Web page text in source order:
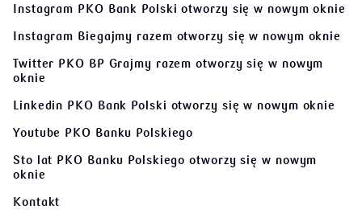
Instagram PKO Bank Polski otworzy się w nowym oknie
Instagram Biegajmy razem otworzy się w nowym oknie
Twitter PKO BP Grajmy razem otworzy się w nowym
oknie
Linkedin PKO Bank Polski otworzy się w nowym oknie
Youtube PKO Banku Polskiego
Sto lat PKO Banku Polskiego otworzy się w nowym
oknie
Kontakt